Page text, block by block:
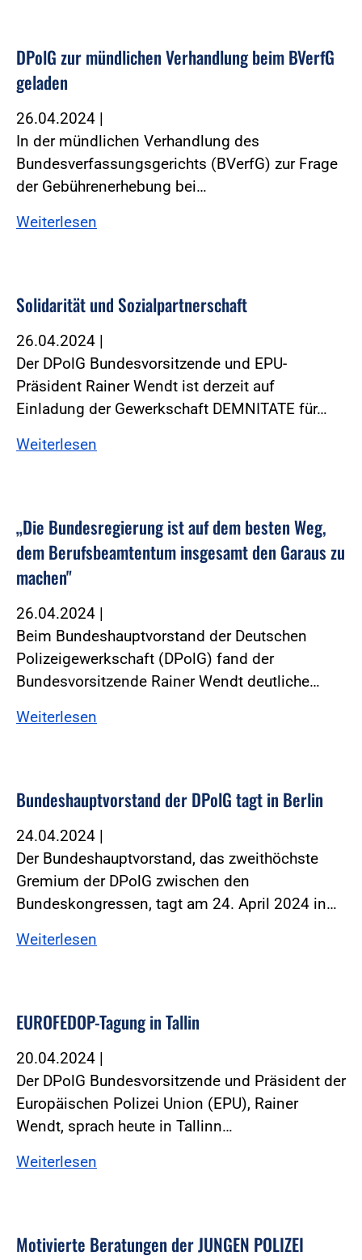
DPolG zur mündlichen Verhandlung beim BVerfG
geladen
26.04.2024 |
In der mündlichen Verhandlung des
Bundesverfassungsgerichts (BVerfG) zur Frage
der Gebührenerhebung bei…
Weiterlesen
Solidarität und Sozialpartnerschaft
26.04.2024 |
Der DPolG Bundesvorsitzende und EPU-
Präsident Rainer Wendt ist derzeit auf
Einladung der Gewerkschaft DEMNITATE für…
Weiterlesen
„Die Bundesregierung ist auf dem besten Weg,
dem Berufsbeamtentum insgesamt den Garaus zu
machen"
26.04.2024 |
Beim Bundeshauptvorstand der Deutschen
Polizeigewerkschaft (DPolG) fand der
Bundesvorsitzende Rainer Wendt deutliche…
Weiterlesen
Bundeshauptvorstand der DPolG tagt in Berlin
24.04.2024 |
Der Bundeshauptvorstand, das zweithöchste
Gremium der DPolG zwischen den
Bundeskongressen, tagt am 24. April 2024 in…
Weiterlesen
EUROFEDOP-Tagung in Tallin
20.04.2024 |
Der DPolG Bundesvorsitzende und Präsident der
Europäischen Polizei Union (EPU), Rainer
Wendt, sprach heute in Tallinn…
Weiterlesen
Motivierte Beratungen der JUNGEN POLIZEI